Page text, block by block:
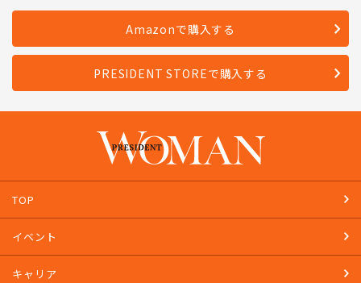
Amazonで購入する
PRESIDENT STOREで購入する
TOP
イベント
キャリア